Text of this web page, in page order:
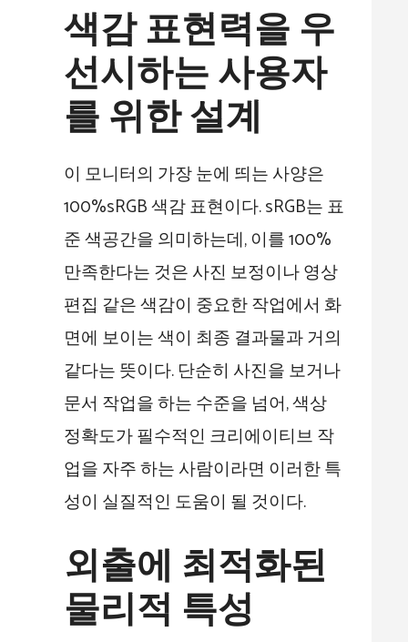
색감 표현력을 우
선시하는 사용자
를 위한 설계
이 모니터의 가장 눈에 띄는 사양은
100%sRGB 색감 표현이다. sRGB는 표
준 색공간을 의미하는데, 이를 100%
만족한다는 것은 사진 보정이나 영상
편집 같은 색감이 중요한 작업에서 화
면에 보이는 색이 최종 결과물과 거의
같다는 뜻이다. 단순히 사진을 보거나
문서 작업을 하는 수준을 넘어, 색상
정확도가 필수적인 크리에이티브 작
업을 자주 하는 사람이라면 이러한 특
성이 실질적인 도움이 될 것이다.
외출에 최적화된
물리적 특성